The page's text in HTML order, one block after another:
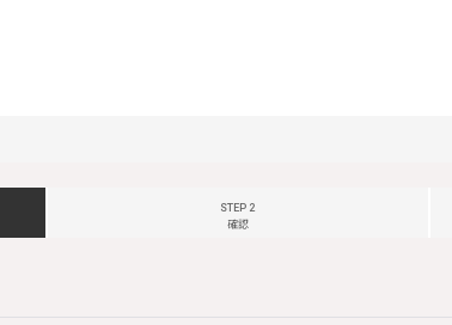
STEP 2
確認